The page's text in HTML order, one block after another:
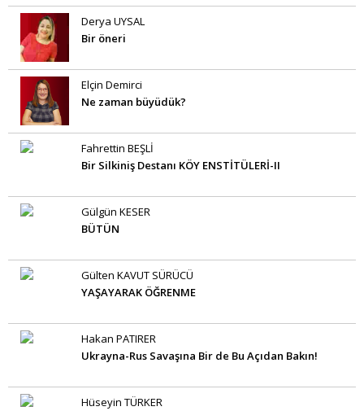
Derya UYSAL
Bir öneri
Elçin Demirci
Ne zaman büyüdük?
Fahrettin BEŞLİ
Bir Silkiniş Destanı KÖY ENSTİTÜLERİ-II
Gülgün KESER
BÜTÜN
Gülten KAVUT SÜRÜCÜ
YAŞAYARAK ÖĞRENME
Hakan PATIRER
Ukrayna-Rus Savaşına Bir de Bu Açıdan Bakın!
Hüseyin TÜRKER